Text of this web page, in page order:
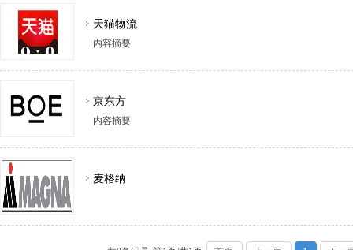
天猫物流
内容摘要
京东方
内容摘要
麦格纳